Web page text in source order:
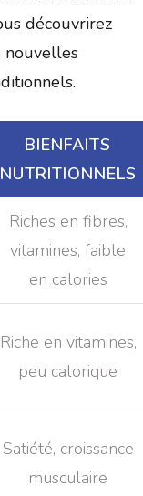
découvrirez
nouvelles
BIENFAITS
NUTRITIONNELS
Riches en fibres,
vitamines, faible
en calories
Riche en vitamines,
peu calorique
Satiété, croissance
musculaire